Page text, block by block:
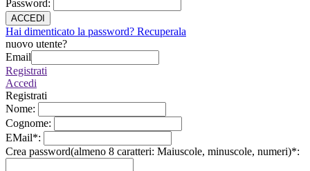
Password:
ACCEDI
Hai dimenticato la password? Recuperala
nuovo utente?
Email
Registrati
Accedi
Registrati
Nome:
Cognome:
EMail*:
Crea password(almeno 8 caratteri: Maiuscole, minuscole, numeri)*: